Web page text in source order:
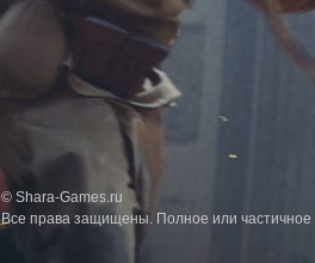
© Shara-Games.ru
Все права защищены. Полное или частичное